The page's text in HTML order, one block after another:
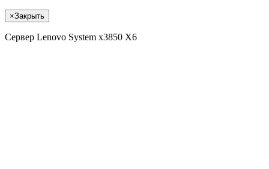
×Закрыть
Сервер Lenovo System x3850 X6